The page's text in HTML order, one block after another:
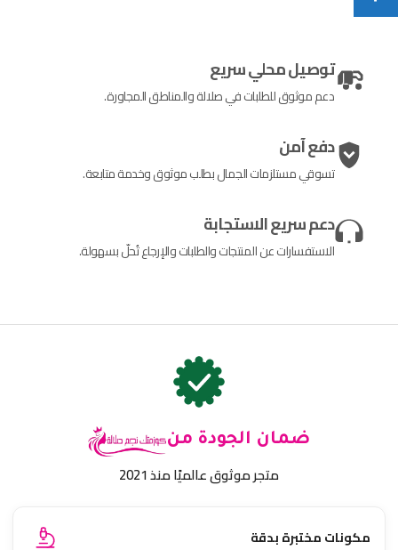
توصيل محلي سريع
دعم موثوق للطلبات في صلالة والمناطق المجاورة.
دفع آمن
تسوقي مستلزمات الجمال بطلب موثوق وخدمة متابعة.
دعم سريع الاستجابة
الاستفسارات عن المنتجات والطلبات والإرجاع تُحلّ بسهولة.
ضمان الجودة من
متجر موثوق عالميًا منذ 2021
مكونات مختبرة بدقة